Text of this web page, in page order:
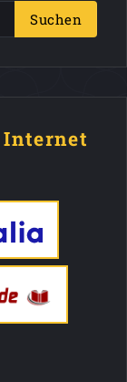
Suchen
Internet